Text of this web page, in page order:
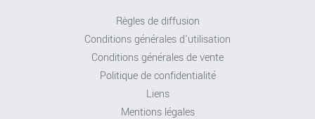
Règles de diffusion
Conditions générales d'utilisation
Conditions générales de vente
Politique de confidentialité
Liens
Mentions légales